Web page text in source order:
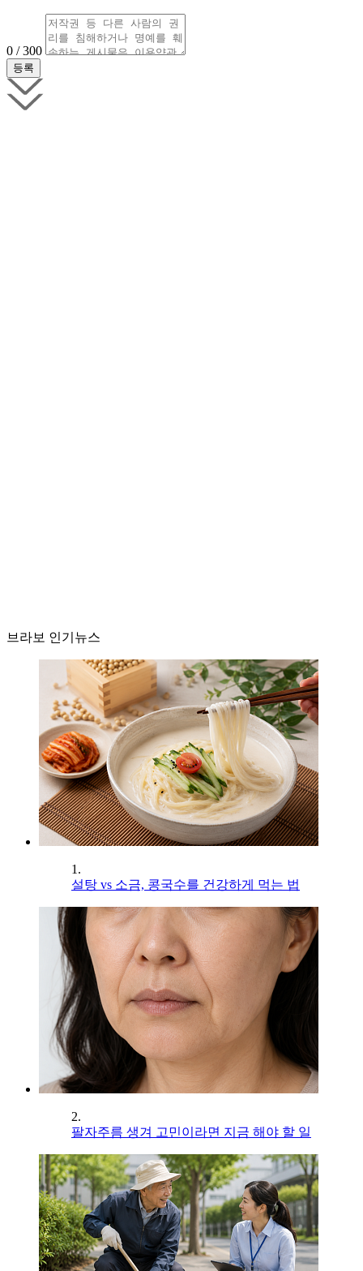
0 / 300
브라보 인기뉴스
1.
설탕 vs 소금, 콩국수를 건강하게 먹는 법
2.
팔자주름 생겨 고민이라면 지금 해야 할 일